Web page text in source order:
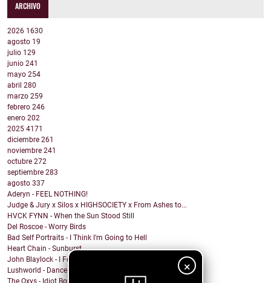
×
ARCHIVO
2026 1630
agosto 19
julio 129
junio 241
mayo 254
abril 280
marzo 259
febrero 246
enero 202
2025 4171
diciembre 261
noviembre 241
octubre 272
septiembre 283
agosto 337
Aderyn - FEEL NOTHING!
Judge & Jury x Silos x HIGHSOCIETY x From Ashes to...
HVCK FYNN - When the Sun Stood Still
Del Roscoe - Worry Birds
Bad Self Portraits - I Think I'm Going to Hell
Heart Chain - Sunburst
John Blaylock - I Feel Your Soul
Lushworld - Dance!
The Oxys - Idiot Box